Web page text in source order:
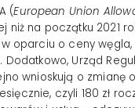
(European Union
niż na początku 2021
oparciu o ceny
Dodatkowo, Urząd
wnioskują o zmianę
czyli 180 zł